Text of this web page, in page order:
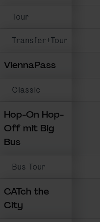
Tour
Transfer+Tour
ViennaPass
Classic
Hop-On Hop-
Off mit Big
Bus
Bus Tour
CATch the
City